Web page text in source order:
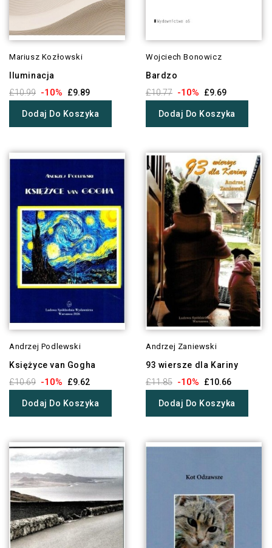
Mariusz Kozłowski
Iluminacja
£10.99 -10% £9.89
Dodaj Do Koszyka
Wojciech Bonowicz
Bardzo
£10.77 -10% £9.69
Dodaj Do Koszyka
Andrzej Podlewski
Księżyce van Gogha
£10.69 -10% £9.62
Dodaj Do Koszyka
Andrzej Zaniewski
93 wiersze dla Kariny
£11.85 -10% £10.66
Dodaj Do Koszyka